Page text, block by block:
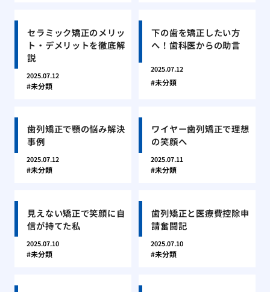
セラミック矯正のメリッ
ト・デメリットを徹底解
説
2025.07.12
未分類
下の歯を矯正したい方
へ！歯科医からの助言
2025.07.12
未分類
歯列矯正で顎の悩み解決
事例
2025.07.12
未分類
ワイヤー歯列矯正で理想
の笑顔へ
2025.07.11
未分類
見えない矯正で笑顔に自
信が持てた私
2025.07.10
未分類
歯列矯正と医療費控除申
請奮闘記
2025.07.10
未分類